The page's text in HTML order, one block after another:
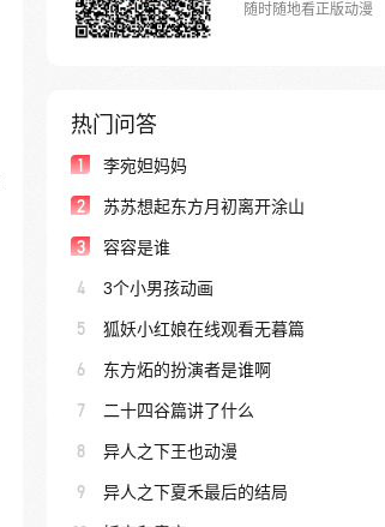
随时随地看正版动漫
热门问答
1 李宛妲妈妈
2 苏苏想起东方月初离开涂山
3 容容是谁
4 3个小男孩动画
5 狐妖小红娘在线观看无暮篇
6 东方炻的扮演者是谁啊
7 二十四谷篇讲了什么
8 异人之下王也动漫
9 异人之下夏禾最后的结局